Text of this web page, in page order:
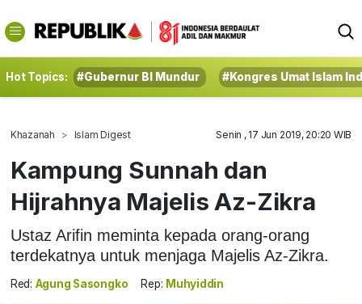
Hot Topics: #Gubernur BI Mundur #Kongres Umat Islam
Khazanah Islam Digest Senin , 17 Jun 2019, 20:20 WIB
Kampung Sunnah dan
Hijrahnya Majelis Az-Zikra
Ustaz Arifin meminta kepada orang-orang
terdekatnya untuk menjaga Majelis Az-Zikra.
Red: Agung Sasongko Rep: Muhyiddin